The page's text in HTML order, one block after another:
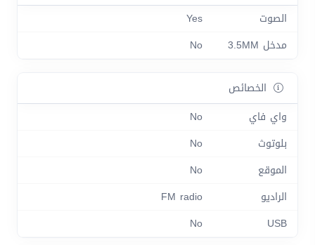
الصوت
Yes
مدخل 3.5MM
No
الخصائص
واي فاي
No
بلوتوث
No
الموقع
No
الراديو
FM radio
USB
No